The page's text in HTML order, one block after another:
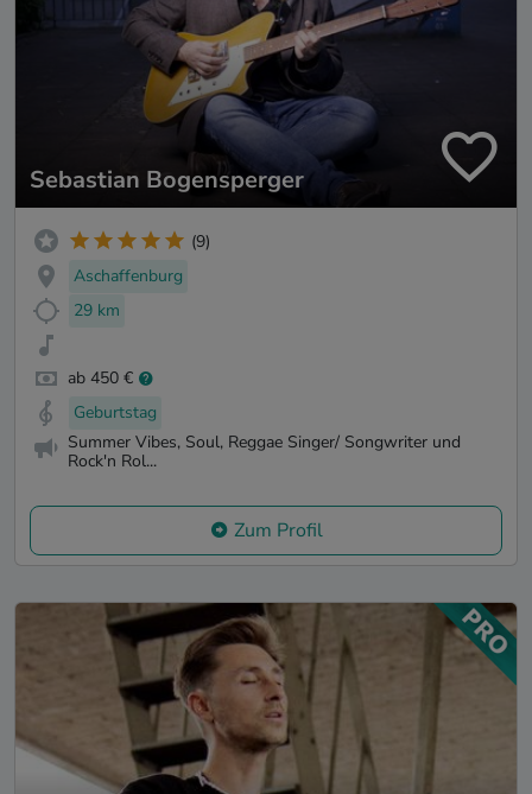
Sebastian Bogensperger
(9)
Aschaffenburg
29 km
ab 450 €
Geburtstag
Summer Vibes, Soul, Reggae Singer/ Songwriter und
Rock'n Rol...
Zum Profil